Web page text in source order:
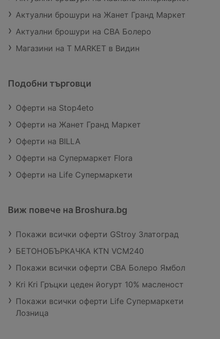
Актуални брошури на Жанет Гранд Маркет
Актуални брошури на CBA Болеро
Магазини на T MARKET в Видин
Подобни търговци
Оферти на Stop4eto
Оферти на Жанет Гранд Маркет
Оферти на BILLA
Оферти на Супермаркет Flora
Оферти на Life Супермаркети
Виж повече на Broshura.bg
Покажи всички оферти GStroy Златоград
БЕТОНОБЪРКАЧКА KTN VCM240
Покажи всички оферти CBA Болеро Ямбол
Kri Kri Гръцки цеден йогурт 10% масленост
Покажи всички оферти Life Супермаркети
Лозница